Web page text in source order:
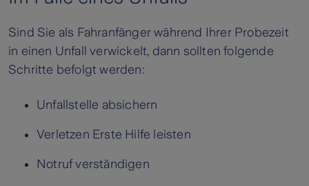
Sind Sie als Fahranfänger während Ihrer Probezeit
in einen Unfall verwickelt, dann sollten folgende
Schritte befolgt werden:
Unfallstelle absichern
Verletzen Erste Hilfe leisten
Notruf verständigen